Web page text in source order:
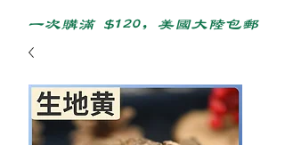
一次购满 $120，美国大陆包邮